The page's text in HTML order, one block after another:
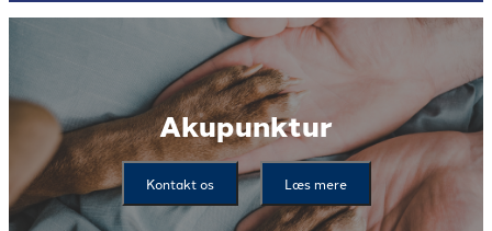
Akupunktur
Kontakt os Læs mere